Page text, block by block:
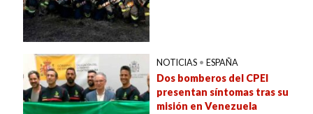
NOTICIAS • ESPAÑA
Dos bomberos del CPEI
presentan síntomas tras su
misión en Venezuela